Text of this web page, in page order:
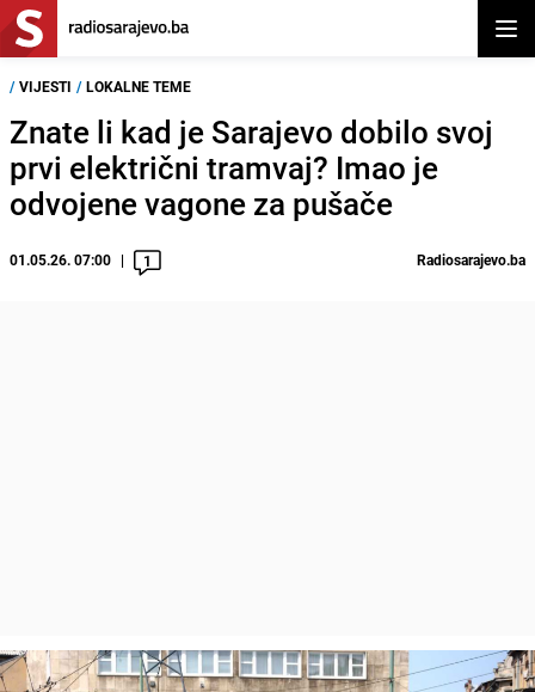
/ VIJESTI / LOKALNE TEME
Znate li kad je Sarajevo dobilo svoj
prvi električni tramvaj? Imao je
odvojene vagone za pušače
01.05.26. 07:00 1 Radiosarajevo.ba